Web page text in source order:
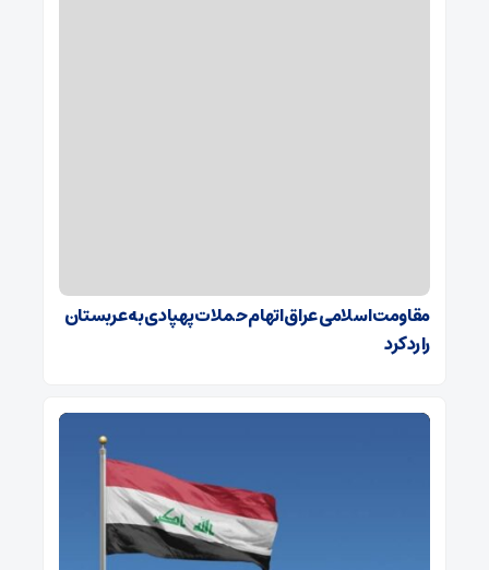
مقاومت اسلامی عراق اتهام حملات پهپادی به عربستان
را رد کرد